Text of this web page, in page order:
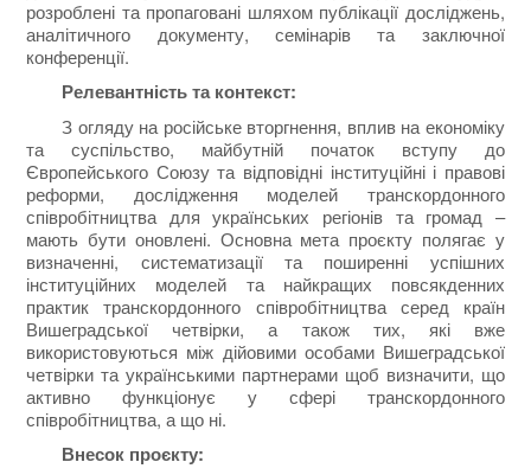
розроблені та пропаговані шляхом публікації досліджень,
аналітичного документу, семінарів та заключної
конференції.
Релевантність та контекст:
З огляду на російське вторгнення, вплив на економіку
та суспільство, майбутній початок вступу до
Європейського Союзу та відповідні інституційні і правові
реформи, дослідження моделей транскордонного
співробітництва для українських регіонів та громад –
мають бути оновлені. Основна мета проєкту полягає у
визначенні, систематизації та поширенні успішних
інституційних моделей та найкращих повсякденних
практик транскордонного співробітництва серед країн
Вишеградської четвірки, а також тих, які вже
використовуються між дійовими особами Вишеградської
четвірки та українськими партнерами щоб визначити, що
активно функціонує у сфері транскордонного
співробітництва, а що ні.
Внесок проєкту: